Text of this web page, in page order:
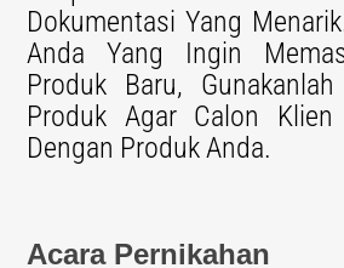
Dokumentasi Yang
Anda Yang Ingin
Produk Baru,
Produk Agar Calon
Dengan Produk Anda.
Acara Pernikahan